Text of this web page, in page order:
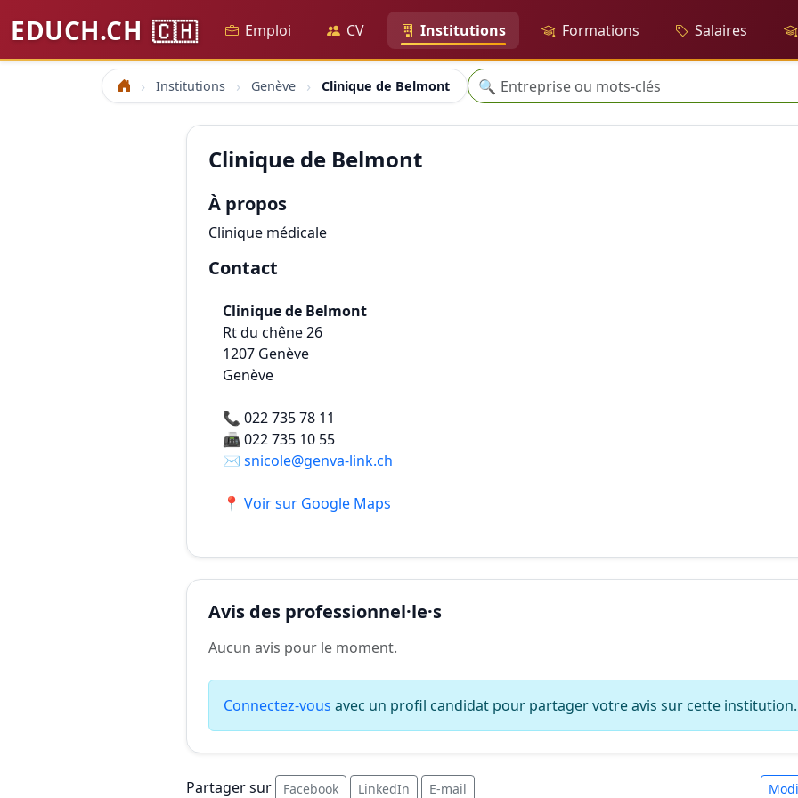
EDUCH.CH 🇨🇭 Emploi CV Institutions Formations Salaires
Accueil Institutions Genève Clinique de Belmont Recherche
🔍
Clinique de Belmont
À propos
Clinique médicale
Contact
Clinique de Belmont
Rt du chêne 26
1207 Genève
Genève
📞 022 735 78 11
📠022 735 10 55
✉️ snicole@genva-link.ch
📍 Voir sur Google Maps
Avis des professionnel·le·s
Aucun avis pour le moment.
Connectez-vous avec un profil candidat pour partager votre avis sur cette institution.
Partager sur Facebook LinkedIn E-mail